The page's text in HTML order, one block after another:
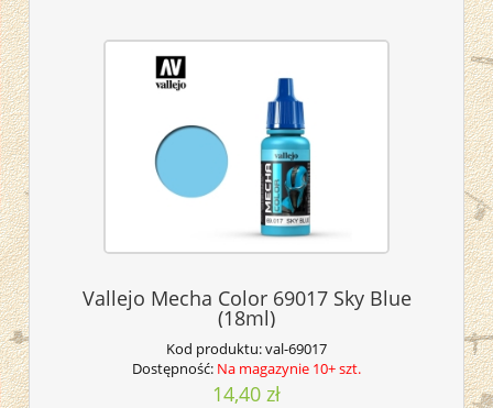
Vallejo Mecha Color 69017 Sky Blue
(18ml)
Kod produktu:val-69017
Dostępność: Na magazynie 10+ szt.
14,40 zł